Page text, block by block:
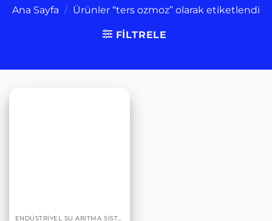
Ana Sayfa / Ürünler “ters ozmoz” olarak etiketlendi
FILTRELE
ENDÜSTRIYEL SU ARITMA SISTEMLERI